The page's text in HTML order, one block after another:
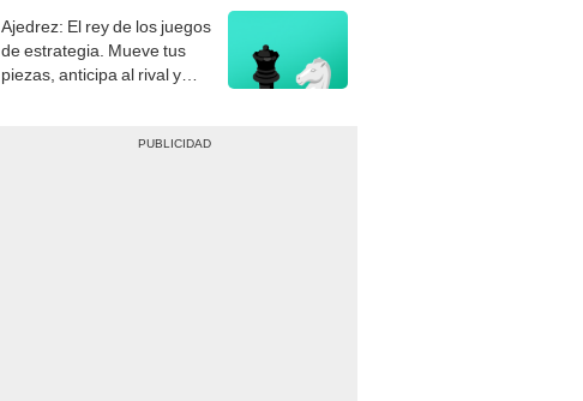
Ajedrez: El rey de los juegos
de estrategia. Mueve tus
piezas, anticipa al rival y